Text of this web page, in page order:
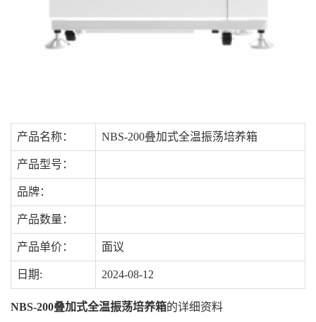
产品名称： NBS-200叠加式全温振荡培养箱
产品型号：
品牌：
产品数量：
产品单价： 面议
日期: 2024-08-12
NBS-200叠加式全温振荡培养箱的详细资料